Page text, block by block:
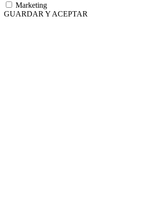
Marketing
GUARDAR Y ACEPTAR